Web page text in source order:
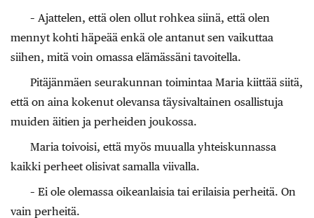
– Ajattelen, että olen ollut rohkea siinä, että olen
mennyt kohti häpeää enkä ole antanut sen vaikuttaa
siihen, mitä voin omassa elämässäni tavoitella.
Pitäjänmäen seurakunnan toimintaa Maria kiittää siitä,
että on aina kokenut olevansa täysivaltainen osallistuja
muiden äitien ja perheiden joukossa.
Maria toivoisi, että myös muualla yhteiskunnassa
kaikki perheet olisivat samalla viivalla.
– Ei ole olemassa oikeanlaisia tai erilaisia perheitä. On
vain ­perheitä.